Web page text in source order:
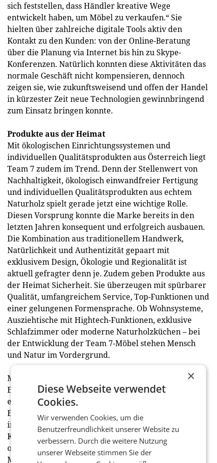
sich feststellen, dass Händler kreative Wege
entwickelt haben, um Möbel zu verkaufen.“ Sie
hielten über zahlreiche digitale Tools aktiv den
Kontakt zu den Kunden: von der Online-Beratung
über die Planung via Internet bis hin zu Skype-
Konferenzen. Natürlich konnten diese Aktivitäten das
normale Geschäft nicht kompensieren, dennoch
zeigen sie, wie zukunftsweisend und offen der Handel
in kürzester Zeit neue Technologien gewinnbringend
zum Einsatz bringen konnte.
Produkte aus der Heimat
Mit ökologischen Einrichtungssystemen und
individuellen Qualitätsprodukten aus Österreich liegt
Team 7 zudem im Trend. Denn der Stellenwert von
Nachhaltigkeit, ökologisch einwandfreier Fertigung
und individuellen Qualitätsprodukten aus echtem
Naturholz spielt gerade jetzt eine wichtige Rolle.
Diesen Vorsprung konnte die Marke bereits in den
letzten Jahren konsequent und erfolgreich ausbauen.
Die Kombination aus traditionellem Handwerk,
Natürlichkeit und Authentizität gepaart mit
exklusivem Design, Ökologie und Regionalität ist
aktuell gefragter denn je. Zudem geben Produkte aus
der Heimat Sicherheit. Sie überzeugen mit spürbarer
Qualität, umfangreichem Service, Top-Funktionen und
einer gelungenen Formensprache. Ob Wohnsysteme,
Ausziehtische mit Hightech-Funktionen, exklusive
Schlafzimmer oder moderne Naturholzküchen – bei
der Entwicklung der Team 7-Möbel stehen Mensch
und Natur im Vordergrund.
Mit den Einrichtungskonzepten des Naturholz-
Experten lassen sich alle Lebensbereiche hochwertig
einrichten. Vom Wohnen inklusive Home-
Entertainment über komplette Schlafsysteme und
individuelle Raumgestaltungen sowie ökologische
Kinderzimmer bis hin zu Naturholzküchen mit
offenem Übergang zum Speisen. Damit trifft die
Marke die Wünsche der Verbraucher. Denn Team 7
×
Diese Webseite verwendet
Cookies.
Wir verwenden Cookies, um die
Benutzerfreundlichkeit unserer Website zu
verbessern. Durch die weitere Nutzung
unserer Webseite stimmen Sie der